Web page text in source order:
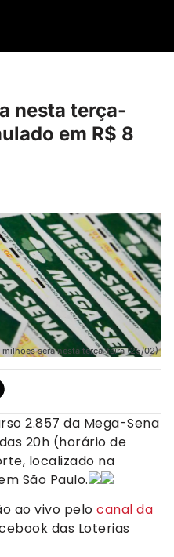
nesta terça-
em R$ 8
será nesta terça-feira (25/02)
2.857 da Mega-Sena
20h (horário de
localizado na
São Paulo.
ao vivo pelo canal da
das Loterias